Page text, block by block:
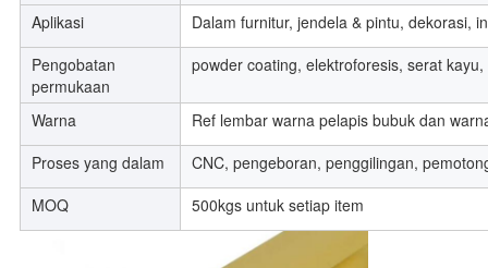
Aplikasi
Dalam furnitur, jendela & pintu, dekorasi,
Pengobatan
permukaan
powder coating, elektroforesis, serat
Warna
Ref lembar warna pelapis bubuk dan
Proses yang dalam
CNC, pengeboran, penggilingan,
MOQ
500kgs untuk setiap item